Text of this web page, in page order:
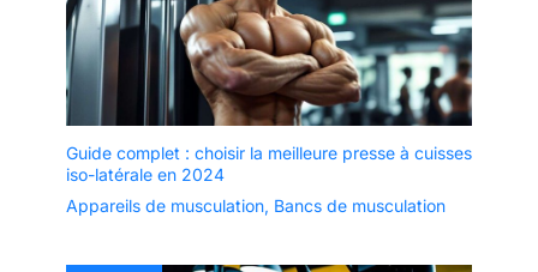
femme et homme.
Transformez votre maison
en home gym avec ce
matériel sport maison
pratique et efficace.
Guide complet : choisir la meilleure presse à cuisses
iso-latérale en 2024
Appareils de musculation, Bancs de musculation